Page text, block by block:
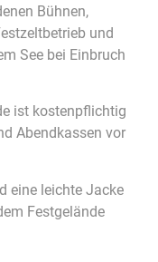
Bühnen,
und
See bei Einbruch
ist kostenpflichtig
Abendkassen vor
eine leichte Jacke
Festgelände